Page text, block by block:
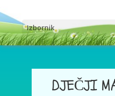
Izbornik
DJEČJI